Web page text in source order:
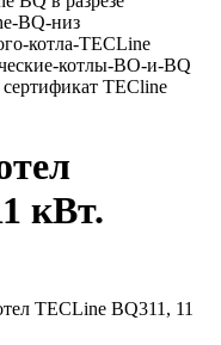
кВт.
TECLine BQ311, 11